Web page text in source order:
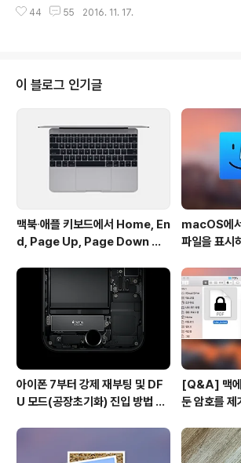
도 인지도 있는 iOS용 메일 앱 중에서 거의 유일하게 ..
본 가격을 올리게 된 요소 중 하나로 지적받고 있는 상황인
의 5K 모니터를 맥북 프로에 연결할 때, 실제로는 두 화상
을 묶어서 하나의 화상으로 보이게 한다. 이건 인텔의 GP
U나 거의 모든 모니터가 지원하는 디스플레이포트 1.2 스
펙은 5K 해상도를 60Hz로 보낼 수 있는 대역폭이 충분하
지 않기 때문이다. 이건 곧 메인스트림이 될 디스플레이포
트 1.3에서 바..
44 55 2016. 11. 17.
이 블로그 인기글
맥북∙애플 키보드에서 Home, En
d, Page Up, Page Down 키
macOS에
파일을 표시
아이폰 7부터 강제 재부팅 및 DF
U 모드(공장초기화) 진입 방법 변
[Q&A] 맥에
둔 암호를 제